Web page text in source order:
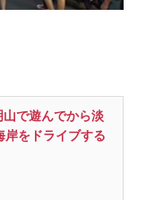
山で遊んでから淡
岸をドライブする